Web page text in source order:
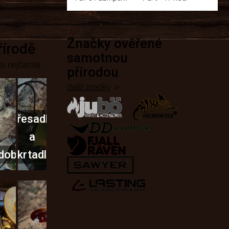
nejčastěji
Křesadla
a
škrtadla
Značky ověřené
samotnou
přírodou
další značky